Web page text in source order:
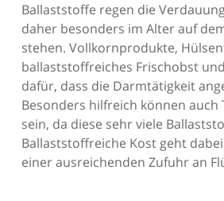
Ballaststoffe regen die
daher besonders im Alter auf
stehen. Vollkornprodukte,
ballaststoffreiches Frischobst
dafür, dass die Darmtätigkeit
Besonders hilfreich können auch
sein, da diese sehr viele
Ballaststoffreiche Kost geht
einer ausreichenden Zufuhr an